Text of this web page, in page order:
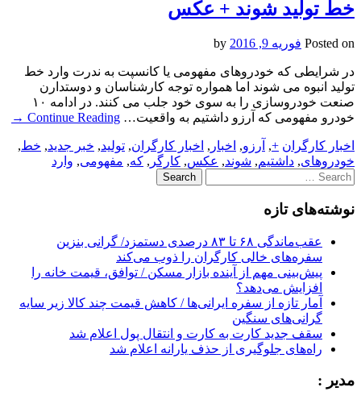
خط تولید شوند + عکس
Posted on فوریه 9, 2016
در شرایطی که خودروهای مفهومی یا کانسپت به ندرت وارد خط
تولید انبوه می شوند اما همواره توجه کارشناسان و دوستدارن
صنعت خودروسازی را به سوی خود جلب می کنند. در ادامه ۱۰
خودرو مفهومی که آرزو داشتیم به واقعیت… Continue Reading
→
اخبار کارگران +
, آرزو, اخبار , اخبار کارگران, تولید, خبر جدید, خط,
خودروهای, داشتیم, شوند, عکس, کارگر , که, مفهومی, وارد
Search
for:
نوشته‌های تازه
عقب‌ماندگی ۶۸ تا ۸۳ درصدی دستمزد/ گرانی بنزین
سفره‌های خالی کارگران را ذوب می‌کند
پیش‌بینی مهم از آینده بازار مسکن / توافق، قیمت خانه را
افزایش می‌دهد؟
آمار تازه از سفره ایرانی‌ها / کاهش قیمت چند کالا زیر سایه
گرانی‌های سنگین
سقف جدید کارت به کارت و انتقال پول اعلام شد
راه‌های جلوگیری از حذف یارانه اعلام شد
مدیر :